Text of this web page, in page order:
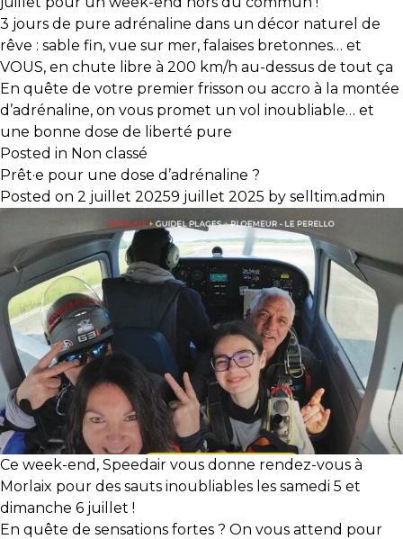
3 jours de pure adrénaline dans un décor naturel de
rêve : sable fin, vue sur mer, falaises bretonnes… et
VOUS, en chute libre à 200 km/h au-dessus de tout ça
En quête de votre premier frisson ou accro à la montée
d’adrénaline, on vous promet un vol inoubliable… et
une bonne dose de liberté pure
Posted in Non classé
Prêt·e pour une dose d’adrénaline ?
Posted on 2 juillet 20259 juillet 2025 by selltim.admin
Ce week-end, Speedair vous donne rendez-vous à
Morlaix pour des sauts inoubliables les samedi 5 et
dimanche 6 juillet !
En quête de sensations fortes ? On vous attend pour